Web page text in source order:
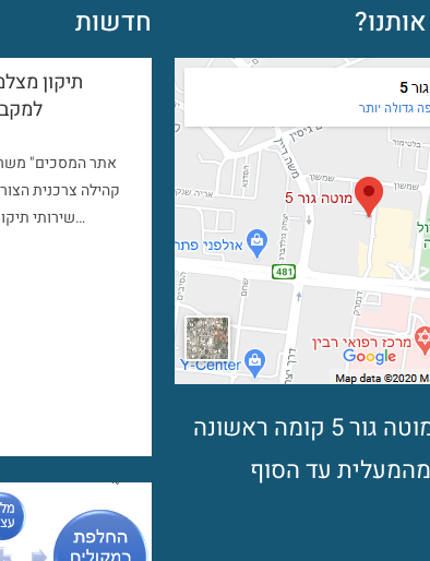
פתח תקווה מוטה גור 5 קומה ראשונה
מהמעלית עד הסוף
חדשות
תיקון
קהילה צרכנית
שירותי תיקונים…